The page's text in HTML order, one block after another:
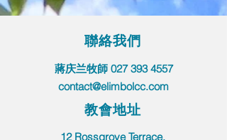
​聯絡我們
蔣庆兰牧師 027 393 4557
contact@elimbolcc.com
​教會地址
12 Rossgrove Terrace,